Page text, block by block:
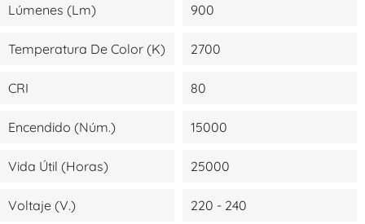
Lúmenes (lm) 900
Temperatura De Color (K) 2700
CRI 80
Encendido (Núm.) 15000
Vida Útil (Horas) 25000
Voltaje (V.) 220 - 240